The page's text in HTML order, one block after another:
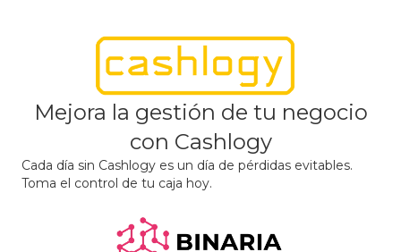
Mejora la gestión de tu negocio
con Cashlogy
Cada día sin Cashlogy es un día de pérdidas evitables.
Toma el control de tu caja hoy.